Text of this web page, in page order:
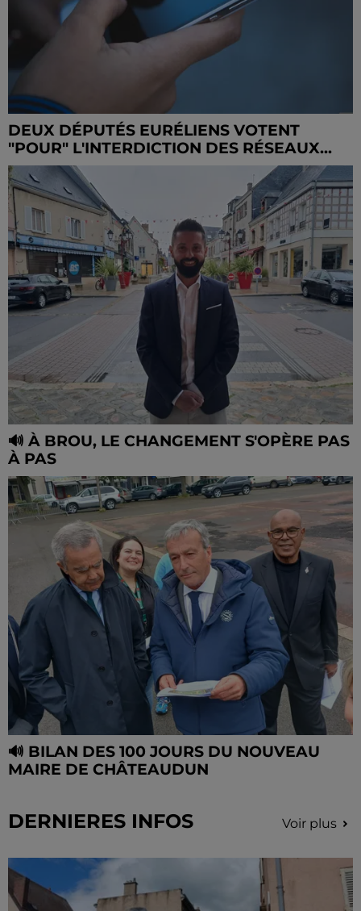
DEUX DÉPUTÉS EURÉLIENS VOTENT
"POUR" L'INTERDICTION DES RÉSEAUX...
🔊 À BROU, LE CHANGEMENT S'OPÈRE PAS
À PAS
🔊 BILAN DES 100 JOURS DU NOUVEAU
MAIRE DE CHÂTEAUDUN
DERNIERES INFOS Voir plus